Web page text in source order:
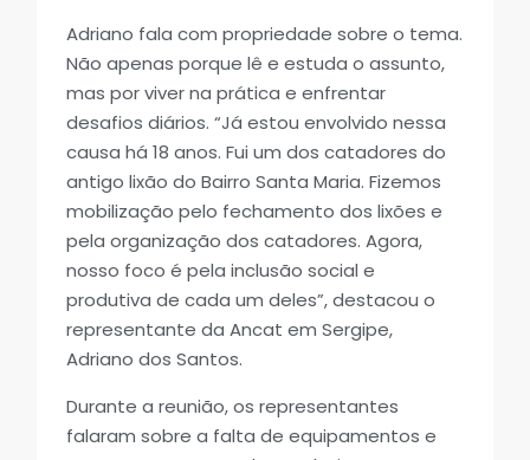
Adriano fala com propriedade sobre o tema.
Não apenas porque lê e estuda o assunto,
mas por viver na prática e enfrentar
desafios diários. “Já estou envolvido nessa
causa há 18 anos. Fui um dos catadores do
antigo lixão do Bairro Santa Maria. Fizemos
mobilização pelo fechamento dos lixões e
pela organização dos catadores. Agora,
nosso foco é pela inclusão social e
produtiva de cada um deles”, destacou o
representante da Ancat em Sergipe,
Adriano dos Santos.
Durante a reunião, os representantes
falaram sobre a falta de equipamentos e